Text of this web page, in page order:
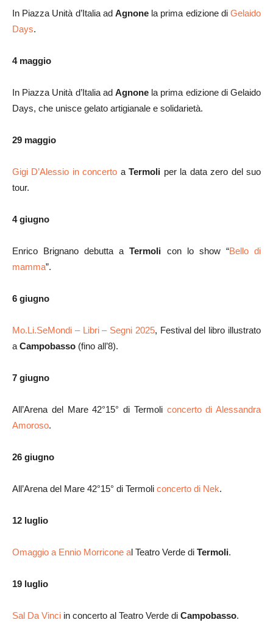
In Piazza Unità d’Italia ad Agnone la prima edizione di Gelaido
Days.
4 maggio
In Piazza Unità d’Italia ad Agnone la prima edizione di Gelaido
Days, che unisce gelato artigianale e solidarietà.
29 maggio
Gigi D’Alessio in concerto aTermoli per la data zero del suo
tour.
4 giugno
Enrico Brignano debutta aTermoli con lo show “Bello di
mamma”.
6 giugno
Mo.Li.SeMondi – Libri – Segni 2025, Festival del libro illustrato
a Campobasso (fino all’8).
7 giugno
All’Arena del Mare 42°15° di Termoli concerto di Alessandra
Amoroso.
26 giugno
All’Arena del Mare 42°15° di Termoli concerto di Nek.
12 luglio
Omaggio a Ennio Morricone al Teatro Verde di Termoli.
19 luglio
Sal Da Vinci in concerto al Teatro Verde di Campobasso.